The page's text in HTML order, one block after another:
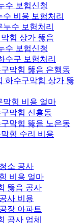
수 보험신청
비용 보험처리
수 보험처리
힘 상가 뚫음
수 보험신청
수구 보험처리
막힘 뚫음 은행동
하수구막힘 상가 뚫
막힘 비용 얼마
막힘 신흥동
막힘 뚫음 노은동
힘 수리 비용
소 공사
비용 얼마
뚫음 공사
사 비용
장 아파트
공사 업체